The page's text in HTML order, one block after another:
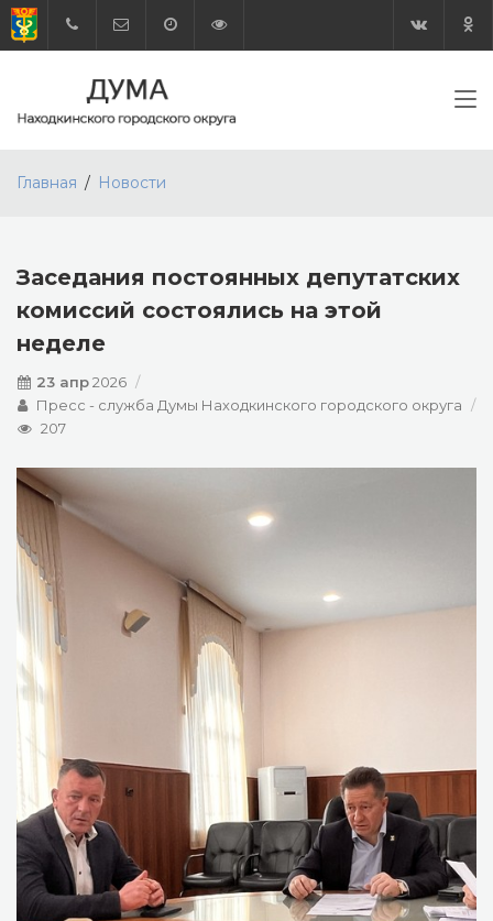
Главная Новости
Заседания постоянных депутатских
комиссий состоялись на этой
неделе
23 апр2026
Пресс - служба Думы Находкинского городского округа
207